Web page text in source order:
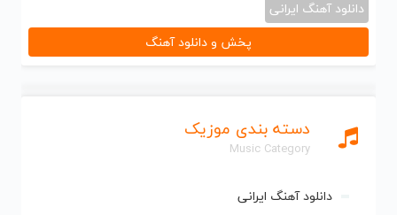
دسته بندی موزیک
Music Category
دانلود آهنگ ایرانی
دانلود آهنگ ایرانی
پخش و دانلود آهنگ